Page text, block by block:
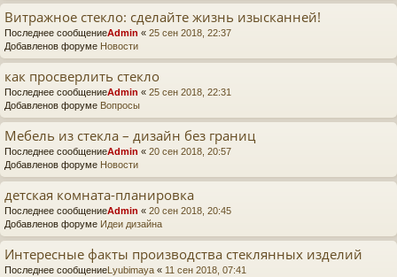
Витражное стекло: сделайте жизнь изысканней!
Последнее сообщениеAdmin « 25 сен 2018, 22:37
Добавленов форуме Новости
как просверлить стекло
Последнее сообщениеAdmin « 25 сен 2018, 22:31
Добавленов форуме Вопросы
Мебель из стекла – дизайн без границ
Последнее сообщениеAdmin « 20 сен 2018, 20:57
Добавленов форуме Новости
детская комната-планировка
Последнее сообщениеAdmin « 20 сен 2018, 20:45
Добавленов форуме Идеи дизайна
Интересные факты производства стеклянных изделий
Последнее сообщение Lyubimaya « 11 сен 2018, 07:41